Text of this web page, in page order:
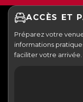
ACCÈS ET
Préparez votre
informations
faciliter votre arrivée.